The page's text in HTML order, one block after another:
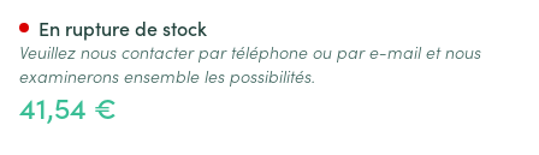
41,54 €
En rupture de stock
Veuillez nous contacter par téléphone ou par e-mail et nous
examinerons ensemble les possibilités.